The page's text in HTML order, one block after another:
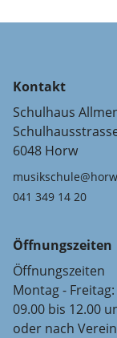
Kontakt
Schulhaus
6048 Horw
041 349 14 20
Öffnungszeiten
Öffnungszeiten
Montag - Freitag:
09.00 bis 12.00
oder nach